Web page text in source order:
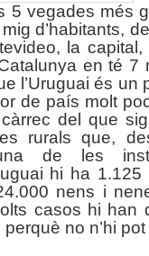
5 vegades més
d’habitants,
la
en té 7
l’Uruguai és un
de país molt
del que
rurals que,
de les
hi ha 1.125
nens i
casos hi han
no n’hi